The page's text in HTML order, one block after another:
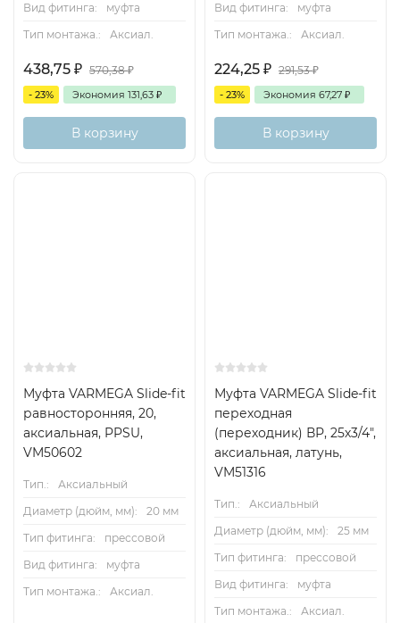
Вид фитинга:
муфта
Тип монтажа.:
Аксиал.
438,75 ₽ 570,38₽
- 23% Экономия 131,63 ₽
В корзину
Вид фитинга:
муфта
Тип монтажа.:
Аксиал.
224,25 ₽ 291,53₽
- 23% Экономия 67,27 ₽
В корзину
Муфта VARMEGA Slide-fit
равносторонняя, 20,
аксиальная, PPSU,
VM50602
Тип.:
Аксиальный
Диаметр (дюйм, мм):
20 мм
Тип фитинга:
прессовой
Вид фитинга:
муфта
Тип монтажа.:
Аксиал.
Муфта VARMEGA Slide-fit
переходная
(переходник) ВР, 25х3/4",
аксиальная, латунь,
VM51316
Тип.:
Аксиальный
Диаметр (дюйм, мм):
25 мм
Тип фитинга:
прессовой
Вид фитинга:
муфта
Тип монтажа.:
Аксиал.